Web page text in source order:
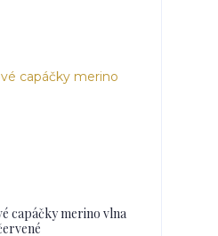
capáčky merino vlna